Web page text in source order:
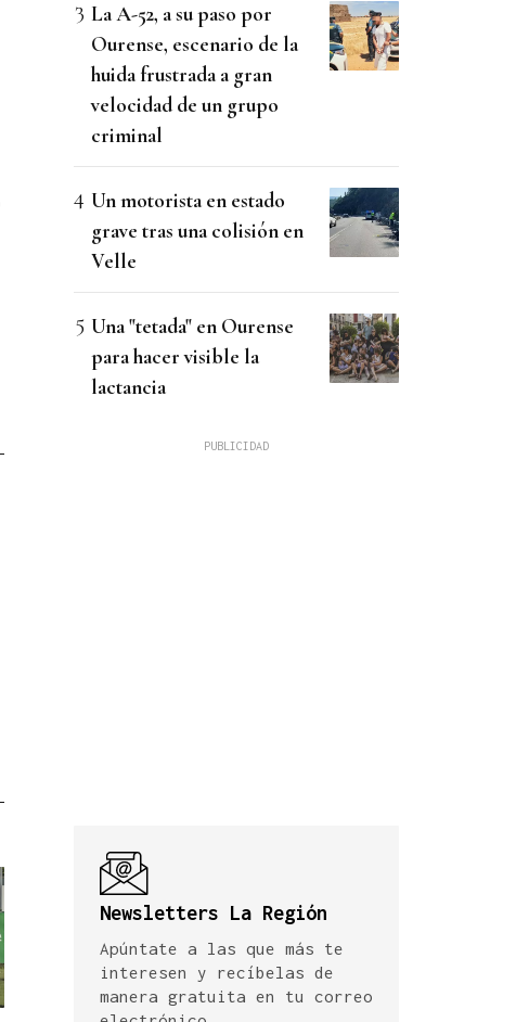
La A-52, a su paso por
Ourense, escenario de la
huida frustrada a gran
velocidad de un grupo
criminal
Un motorista en estado
grave tras una colisión en
Velle
Una "tetada" en Ourense
para hacer visible la
lactancia
Newsletters La Región
Apúntate a las que más te
interesen y recíbelas de
manera gratuita en tu correo